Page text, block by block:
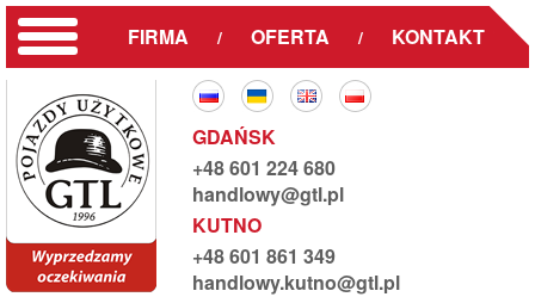
FIRMA / OFERTA / KONTAKT
GDAŃSK
+48 601 224 680
handlowy@gtl.pl
KUTNO
+48 601 861 349
handlowy.kutno@gtl.pl